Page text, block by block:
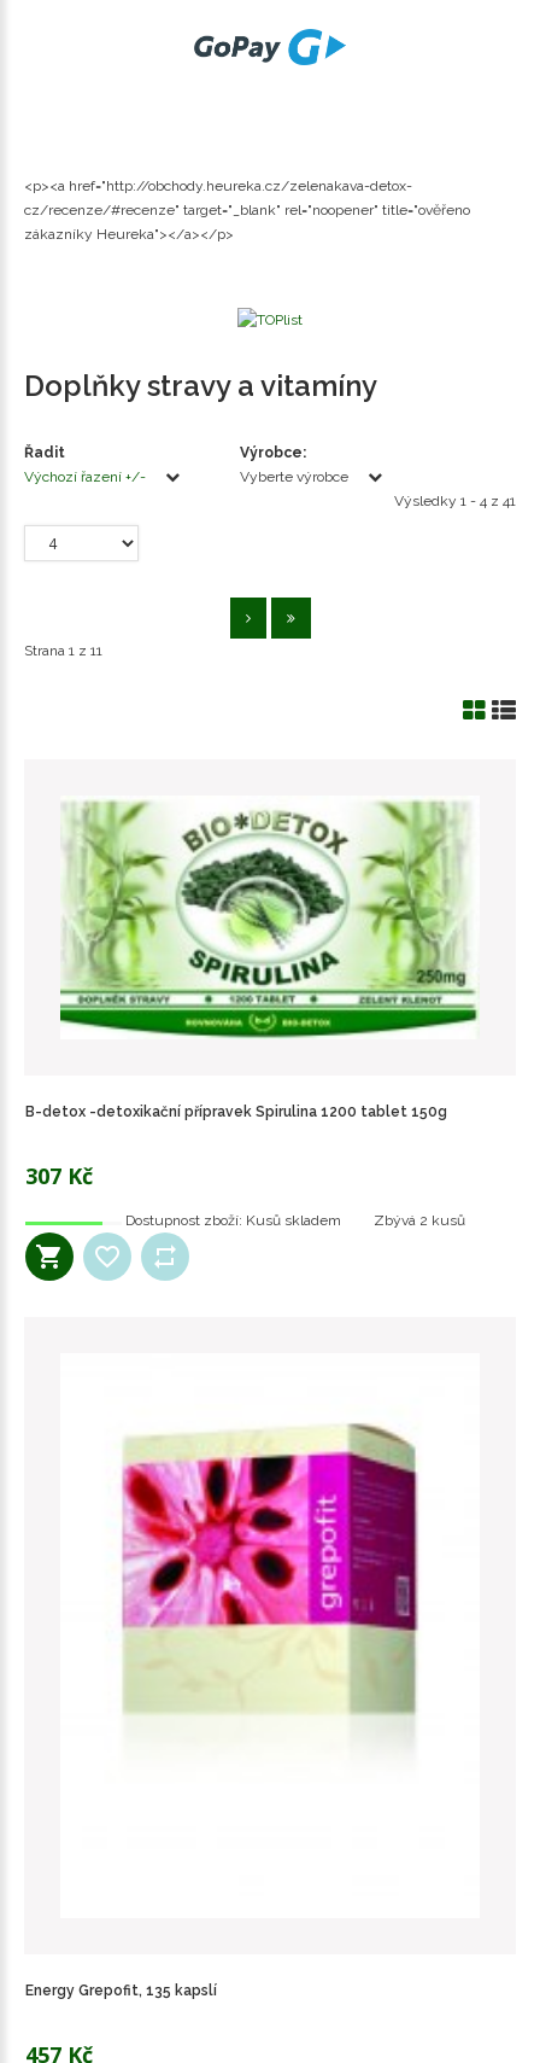
<p><a href="http://obchody.heureka.cz/zelenakava-detox-
cz/recenze/#recenze" target="_blank" rel="noopener" title="ověřeno
zákazníky Heureka"></a></p>
Doplňky stravy a vitamíny
Řadit
Výchozí řazení +/-
Výrobce:
Vyberte výrobce
Výsledky 1 - 4 z 41
Strana 1 z 11
B-detox -detoxikační přípravek Spirulina 1200 tablet 150g
307 Kč
Dostupnost zboží: Kusů skladem Zbývá 2 kusů
Energy Grepofit, 135 kapslí
457 Kč